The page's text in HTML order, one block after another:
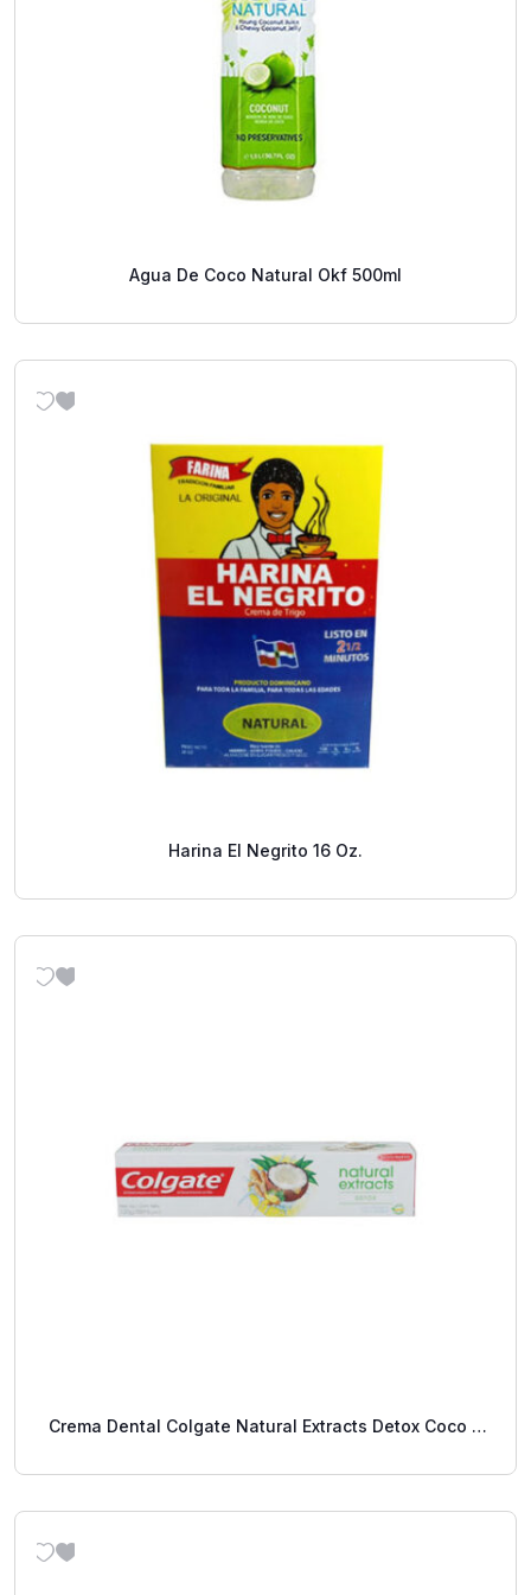
Agua De Coco Natural Okf 500ml
Harina El Negrito 16 Oz.
Crema Dental Colgate Natural Extracts Detox Coco Y